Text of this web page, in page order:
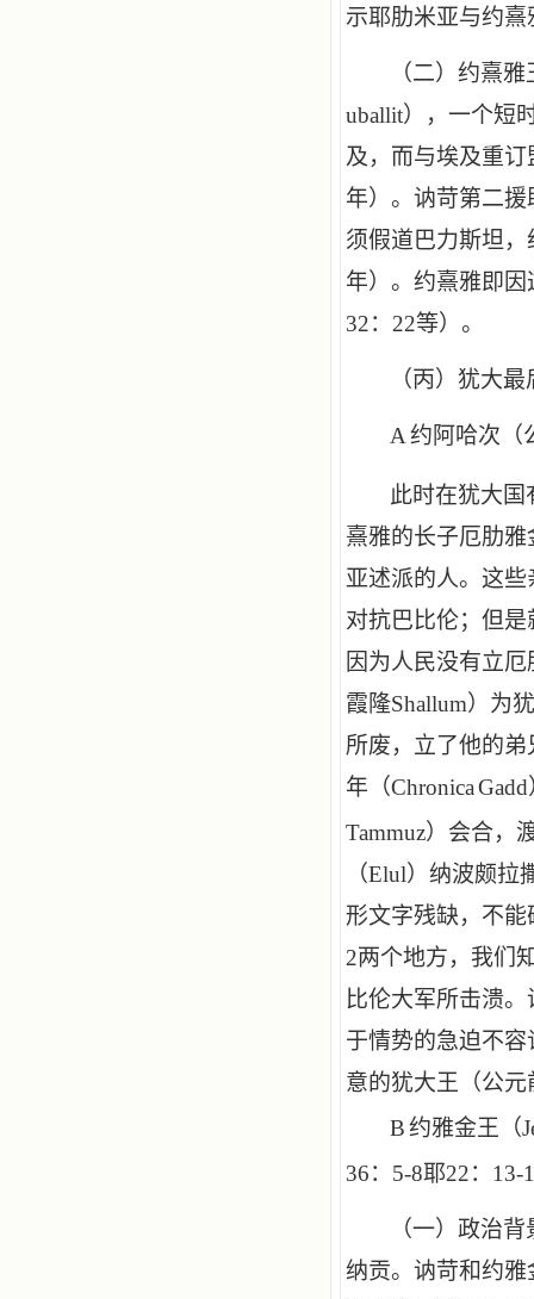
示耶肋米亚与约
（二）约熹
uballit），一个短
及，而与埃及重
年）。讷苛第二
须假道巴力斯坦
年）。约熹雅即
32： 22等）。
（丙）犹大
A 约阿哈次（
此时在犹大
熹雅的长子厄肋雅
亚述派的人。这
对抗巴比伦；但
因为人民没有立
霞隆Shallum）为
所废，立了他的
年（ChronicaGadd
Tammuz）会合，
（Elul）纳波颇拉
形文字残缺，不
2两个地方，我们
比伦大军所击溃
于情势的急迫不
意的犹大王（公元
B约雅金王（
36： 5-8耶22： 13-
（一）政治
纳贡。讷苛和约